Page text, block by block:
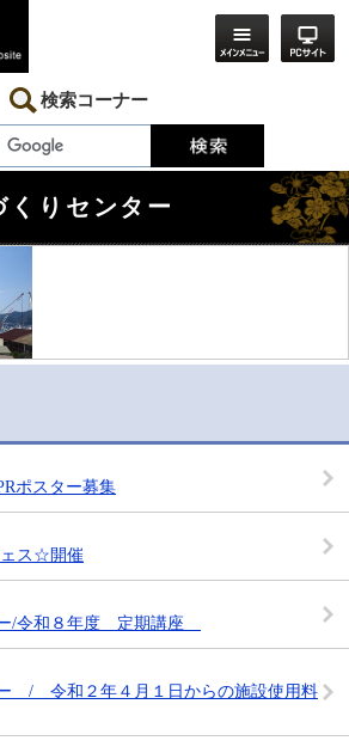
検索コーナー
くりセンター
ポスター募集
ス☆開催
/令和８年度 定期講座
/ 令和２年４月１日からの施設使用料